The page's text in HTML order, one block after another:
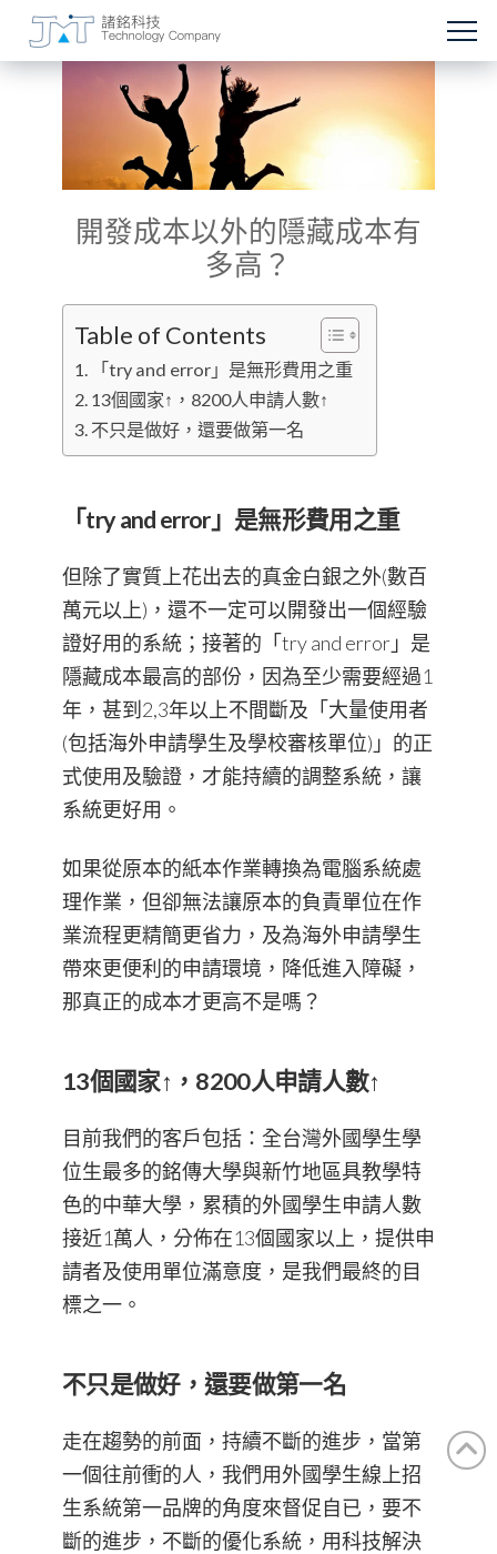
開發成本以外的隱藏成本有
多高？
Table of Contents
「try and error」是無形費用之重
13個國家↑，8200人申請人數↑
不只是做好，還要做第一名
「try and error」是無形費用之重
但除了實質上花出去的真金白銀之外(數百
萬元以上)，還不一定可以開發出一個經驗
證好用的系統；接著的「try and error」是
隱藏成本最高的部份，因為至少需要經過1
年，甚到2,3年以上不間斷及「大量使用者
(包括海外申請學生及學校審核單位)」的正
式使用及驗證，才能持續的調整系統，讓
系統更好用。
如果從原本的紙本作業轉換為電腦系統處
理作業，但卻無法讓原本的負責單位在作
業流程更精簡更省力，及為海外申請學生
帶來更便利的申請環境，降低進入障礙，
那真正的成本才更高不是嗎？
13個國家↑，8200人申請人數↑
目前我們的客戶包括：全台灣外國學生學
位生最多的銘傳大學與新竹地區具教學特
色的中華大學，累積的外國學生申請人數
接近1萬人，分佈在13個國家以上，提供申
請者及使用單位滿意度，是我們最終的目
標之一。
不只是做好，還要做第一名
走在趨勢的前面，持續不斷的進步，當第
一個往前衝的人，我們用外國學生線上招
生系統第一品牌的角度來督促自已，要不
斷的進步，不斷的優化系統，用科技解決